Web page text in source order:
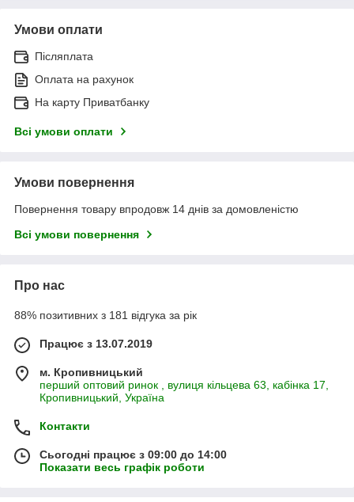
Умови оплати
Післяплата
Оплата на рахунок
На карту Приватбанку
Всі умови оплати
Умови повернення
Повернення товару впродовж 14 днів за домовленістю
Всі умови повернення
Про нас
88% позитивних з 181 відгука за рік
Працює з 13.07.2019
м. Кропивницький
перший оптовий ринок , вулиця кільцева 63, кабінка 17,
Кропивницький, Україна
Контакти
Сьогодні працює з 09:00 до 14:00
Показати весь графік роботи